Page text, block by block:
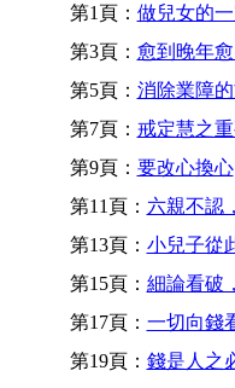
第1頁： 做兒女的
第3頁： 愈到晚年
第5頁： 消除業障
第7頁： 戒定慧之
第9頁： 要改心換心
第11頁： 六親不認
第13頁： 小兒子從
第15頁： 細論看破
第17頁： 一切向錢
第19頁： 錢是人之